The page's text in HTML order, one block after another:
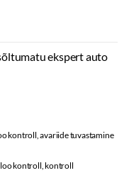
ekspert auto
kontroll, avariide tuvastamine
kontroll, kontroll